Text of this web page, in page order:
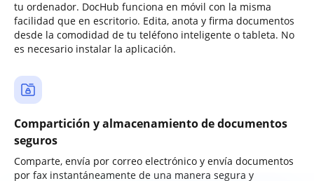
tu ordenador. DocHub funciona en móvil con la misma
facilidad que en escritorio. Edita, anota y firma documentos
desde la comodidad de tu teléfono inteligente o tableta. No
es necesario instalar la aplicación.
Compartición y almacenamiento de documentos
seguros
Comparte, envía por correo electrónico y envía documentos
por fax instantáneamente de una manera segura y